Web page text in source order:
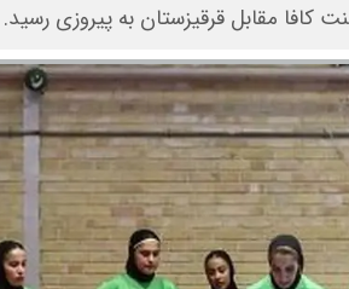
کافا مقابل قرقیزستان به پیروزی رسید.